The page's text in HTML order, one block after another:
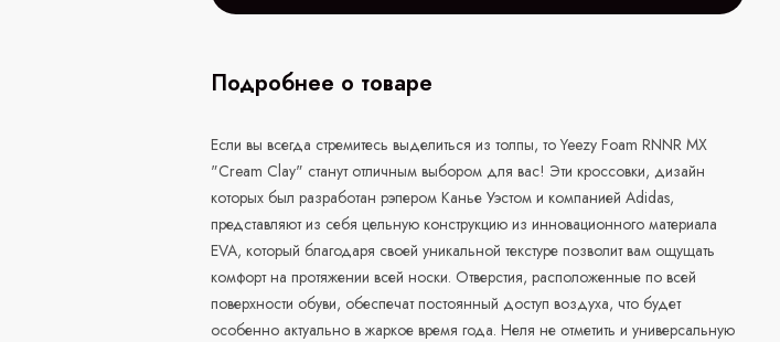
Подробнее о товаре
Если вы всегда стремитесь выделиться из толпы, то Yeezy Foam RNNR MX
"Cream Clay" станут отличным выбором для вас! Эти кроссовки, дизайн
которых был разработан рэпером Канье Уэстом и компанией Adidas,
представляют из себя цельную конструкцию из инновационного материала
EVA, который благодаря своей уникальной текстуре позволит вам ощущать
комфорт на протяжении всей носки. Отверстия, расположенные по всей
поверхности обуви, обеспечат постоянный доступ воздуха, что будет
особенно актуально в жаркое время года. Неля не отметить и универсальную